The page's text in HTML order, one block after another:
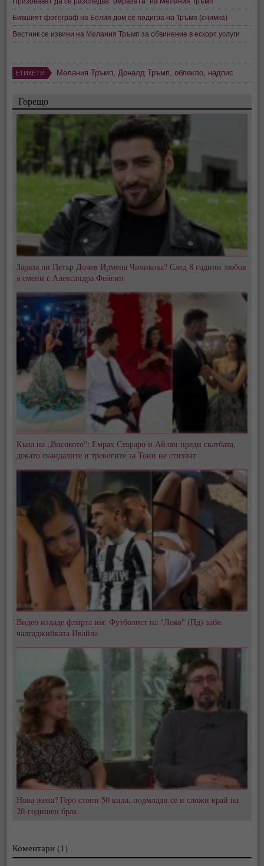
Бившият фотограф на Белия дом се подигра на Тръмп (снимка)
Вестник се извини на Мелания Тръмп за обвинение в ескорт услуги
ЕТИКЕТИ Мелания Тръмп Доналд Тръмп ,облекло надпис
Горещо
Заряза ли Петър Дочев Ирмена Чичикова? След 8 години любов
я смени с Александра Фейгин
Къна на „Високото": Емрах Стораро и Айлян преди сватбата,
докато скандалите и тревогите за Тони не стихват
Видео издаде флирта им: Футболист на "Локо" (Пд) заби
чалгаджийката Ивайла
Нова жена? Геро стопи 50 кила, подмлади се и сложи край на
20-годишен брак
Коментари (1)